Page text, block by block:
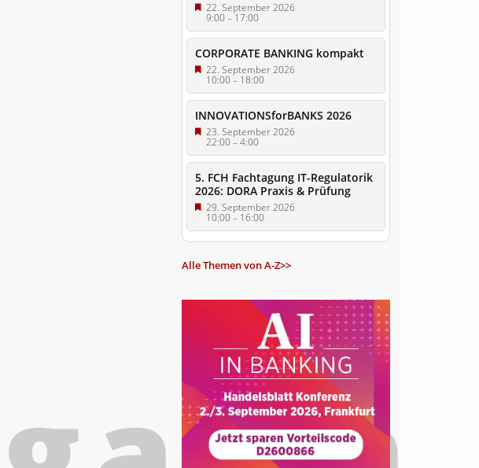
22. September 2026
9:00–17:00
CORPORATE BANKING kompakt
22. September 2026
10:00– 18:00
INNOVATIONSforBANKS 2026
23. September 2026
22:00–4:00
5. FCH Fachtagung IT-Regulatorik
2026: DORA Praxis & Prüfung
29. September 2026
10:00– 16:00
Alle Themen von A-Z>>